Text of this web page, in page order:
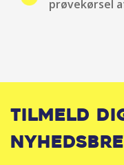
prøvekørsel
Tilmeld